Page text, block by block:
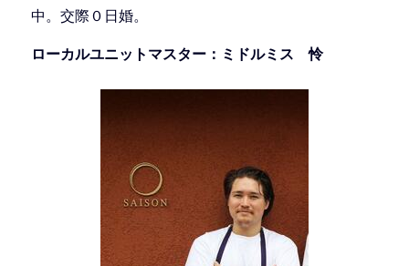
中。交際０日婚。
ローカルユニットマスター：ミドルミス 怜